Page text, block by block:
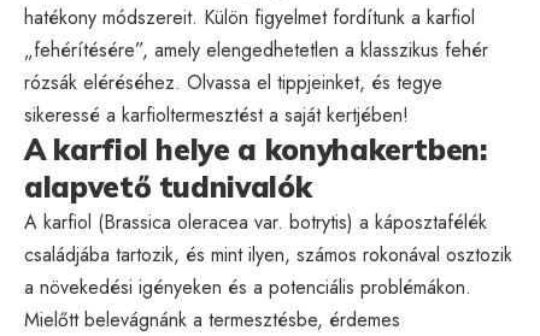
hatékony módszereit. Külön figyelmet fordítunk a karfiol
„fehérítésére”, amely elengedhetetlen a klasszikus fehér
rózsák eléréséhez. Olvassa el tippjeinket, és tegye
sikeressé a karfioltermesztést a saját kertjében!
A karfiol helye a konyhakertben:
alapvető tudnivalók
A karfiol (Brassica oleracea var. botrytis) a káposztafélék
családjába tartozik, és mint ilyen, számos rokonával osztozik
a növekedési igényeken és a potenciális problémákon.
Mielőtt belevágnánk a termesztésbe, érdemes